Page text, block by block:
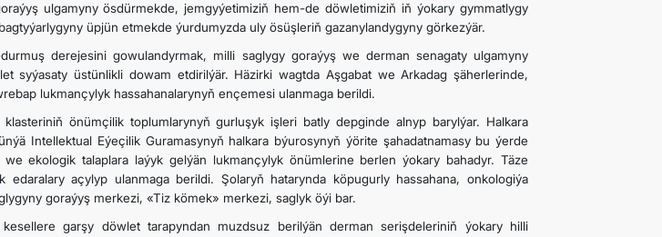
ulgamyny ösdürmekde, jemgyýetimiziň hem-de döwletimiziň iň ýokary gymmatlygy
üpjün etmekde ýurdumyzda uly ösüşleriň gazanylandygyny görkezýär.
derejesini gowulandyrmak, milli saglygy goraýyş we derman senagaty ulgamyny
syýasaty üstünlikli dowam etdirilýär. Häzirki wagtda Aşgabat we Arkadag şäherlerinde,
lukmançylyk hassahanalarynyň ençemesi ulanmaga berildi.
önümçilik toplumlarynyň gurluşyk işleri batly depginde alnyp barylýar. Halkara
Intellektual Eýeçilik Guramasynyň halkara býurosynyň ýörite şahadatnamasy bu ýerde
we ekologik talaplara laýyk gelýän lukmançylyk önümlerine berlen ýokary bahadyr. Täze
edaralary açylyp ulanmaga berildi. Şolaryň hatarynda köpugurly hassahana, onkologiýa
goraýyş merkezi, «Tiz kömek» merkezi, saglyk öýi bar.
kesellere garşy döwlet tarapyndan muzdsuz berilýän derman serişdeleriniň ýokary hilli